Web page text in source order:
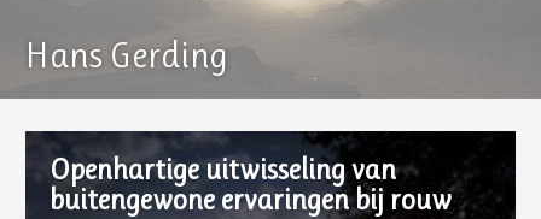
Hans Gerding
Openhartige uitwisseling van
buitengewone ervaringen bij rouw